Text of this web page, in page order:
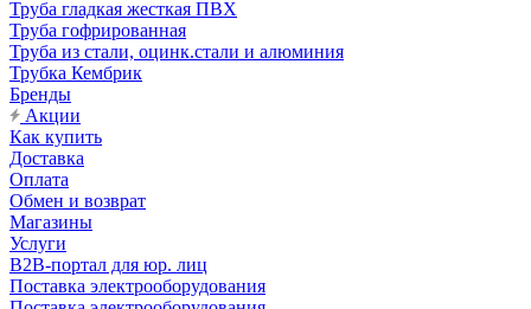
Труба гладкая жесткая ПВХ
Труба гофрированная
Труба из стали, оцинк.стали и алюминия
Трубка Кембрик
Бренды
Акции
Как купить
Доставка
Оплата
Обмен и возврат
Магазины
Услуги
B2B-портал для юр. лиц
Поставка электрооборудования